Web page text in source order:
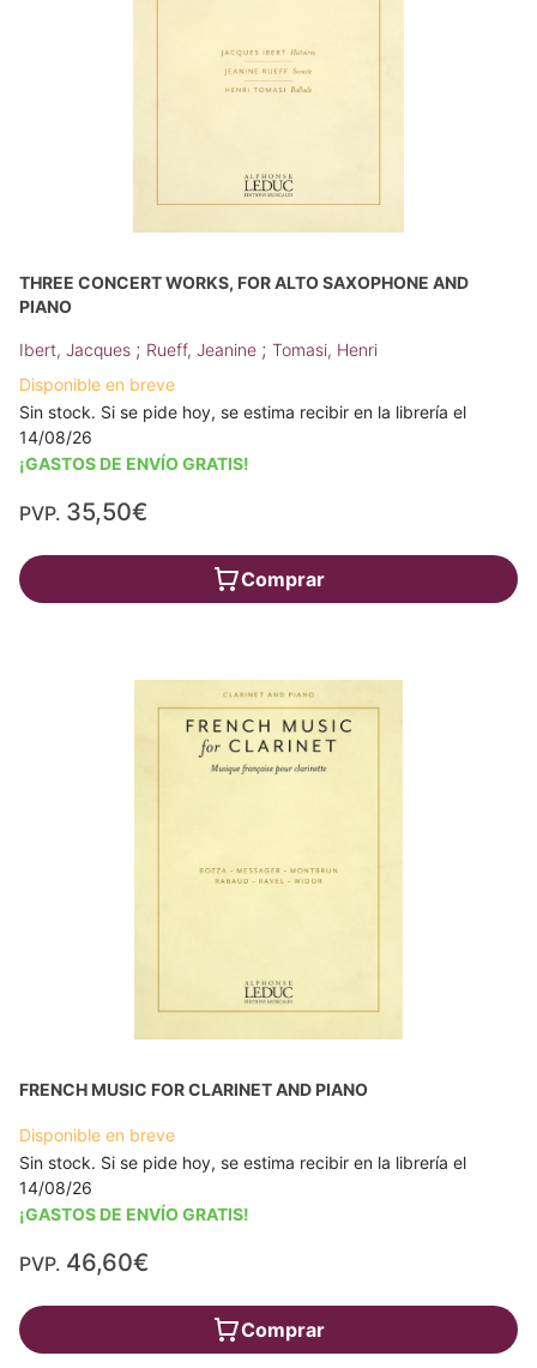
THREE CONCERT WORKS, FOR ALTO SAXOPHONE AND
PIANO
Ibert, Jacques ; Rueff, Jeanine ; Tomasi, Henri
Disponible en breve
Sin stock. Si se pide hoy, se estima recibir en la librería el
14/08/26
¡GASTOS DE ENVÍO GRATIS!
PVP. 35,50€
Comprar
FRENCH MUSIC FOR CLARINET AND PIANO
Disponible en breve
Sin stock. Si se pide hoy, se estima recibir en la librería el
14/08/26
¡GASTOS DE ENVÍO GRATIS!
PVP. 46,60€
Comprar